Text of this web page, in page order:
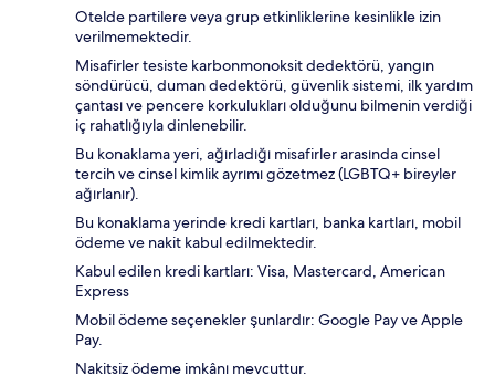
Otelde partilere veya grup etkinliklerine kesinlikle izin
verilmemektedir.
Misafirler tesiste karbonmonoksit dedektörü, yangın
söndürücü, duman dedektörü, güvenlik sistemi, ilk yardım
çantası ve pencere korkulukları olduğunu bilmenin verdiği
iç rahatlığıyla dinlenebilir.
Bu konaklama yeri, ağırladığı misafirler arasında cinsel
tercih ve cinsel kimlik ayrımı gözetmez (LGBTQ+ bireyler
ağırlanır).
Bu konaklama yerinde kredi kartları, banka kartları, mobil
ödeme ve nakit kabul edilmektedir.
Kabul edilen kredi kartları: Visa, Mastercard, American
Express
Mobil ödeme seçenekler şunlardır: Google Pay ve Apple
Pay.
Nakitsiz ödeme imkânı mevcuttur.